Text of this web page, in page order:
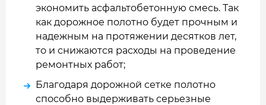
экономить асфальтобетонную смесь. Так
как дорожное полотно будет прочным и
надежным на протяжении десятков лет,
то и снижаются расходы на проведение
ремонтных работ;
Благодаря дорожной сетке полотно
способно выдерживать серьезные